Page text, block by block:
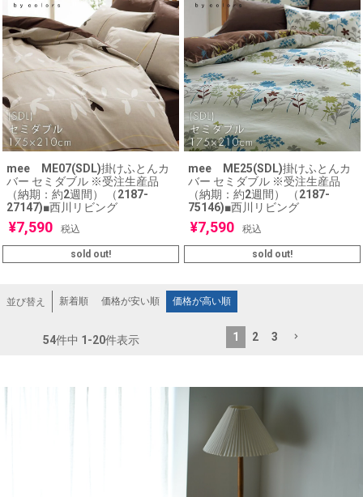
mee ME07(SDL)掛けふとんカ
バー セミダブル ※受注生産品
（納期：約2週間） （2187-
27147)■西川リビング
¥7,590 税込
sold out!
mee ME25(SDL)掛けふとんカ
バー セミダブル ※受注生産品
（納期：約2週間） （2187-
75146)■西川リビング
¥7,590 税込
sold out!
並び替え 新着順 価格が安い順 価格が高い順
54件中 1 -20件表示 1 2 3